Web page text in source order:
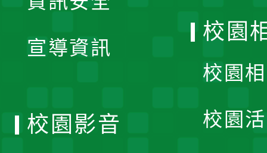
宣導資訊
校園
校園
校園
校園影音